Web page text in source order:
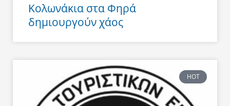
Κολωνάκια στα Φηρά
δημιουργούν χάος
HOT